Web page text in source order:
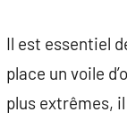
Il est essentiel
place un voile
plus extrêmes,